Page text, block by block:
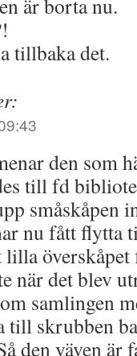
är borta nu.
tillbaka det.
den som
till fd
småskåpen
nu fått flytta
lilla
när det blev
samlingen
till skrubben
den väven är